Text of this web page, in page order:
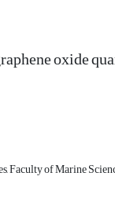
oxide
Faculty of Marine